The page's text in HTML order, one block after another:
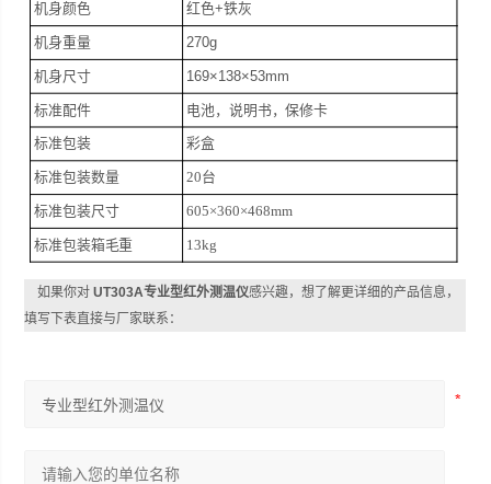
机身颜色 红色+铁灰
机身重量 270g
机身尺寸 169×138×53mm
标准配件 电池，说明书，保修卡
标准包装 彩盒
标准包装数量 20台
标准包装尺寸 605×360×468mm
标准包装箱毛重 13kg
如果你对UT303A专业型红外测温仪感兴趣，想了解更详细的产品信息，
填写下表直接与厂家联系：